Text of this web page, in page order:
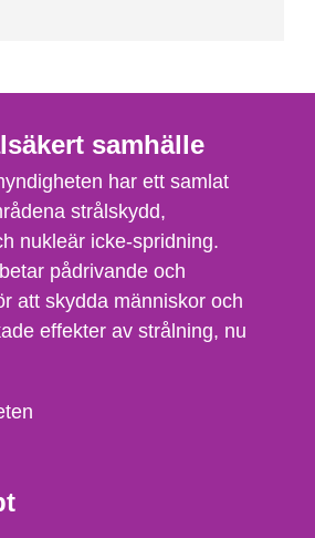
samhälle
har ett samlat
strålskydd,
nukleär icke-spridning.
pådrivande och
att skydda människor och
effekter av strålning, nu